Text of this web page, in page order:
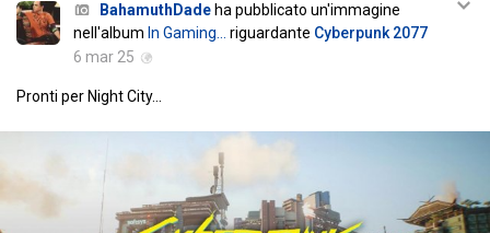
BahamuthDade ha pubblicato un'immagine
nell'album In Gaming... riguardante Cyberpunk 2077
6 mar 25
Pronti per Night City...